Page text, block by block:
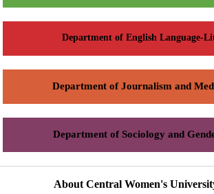
Department of English Language-
Department of Journalism and
Department of Sociology and
About Central Women's